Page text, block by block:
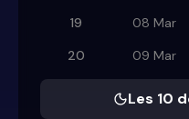
19
08 Mar
20
09 Mar
Les 10